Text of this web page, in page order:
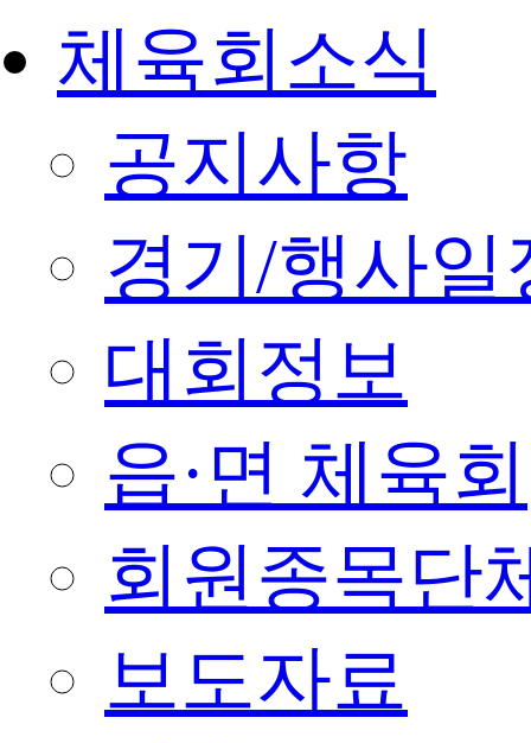
체육회소식
공지사항
경기/행사일
대회정보
읍·면 체육회
회원종목단
보도자료